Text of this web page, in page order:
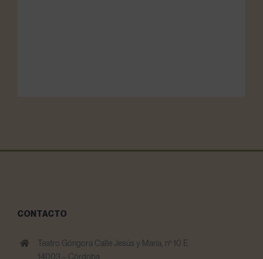
CONTACTO
Teatro Góngora Calle Jesús y María, nº 10 E
14003 – Córdoba